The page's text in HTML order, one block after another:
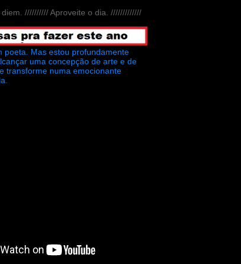
////////// Aproveite o dia. /////////////
poeta. Mas estou profundamente
uma concepção de arte e de
transforme numa emocionante